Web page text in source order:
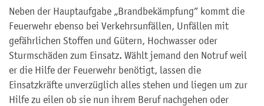
Neben der Hauptaufgabe „Brandbekämpfung” kommt die
Feuerwehr ebenso bei Verkehrsunfällen, Unfällen mit
gefährlichen Stoffen und Gütern, Hochwasser oder
Sturmschäden zum Einsatz. Wählt jemand den Notruf weil
er die Hilfe der Feuerwehr benötigt, lassen die
Einsatzkräfte unverzüglich alles stehen und liegen um zur
Hilfe zu eilen ob sie nun ihrem Beruf nachgehen oder